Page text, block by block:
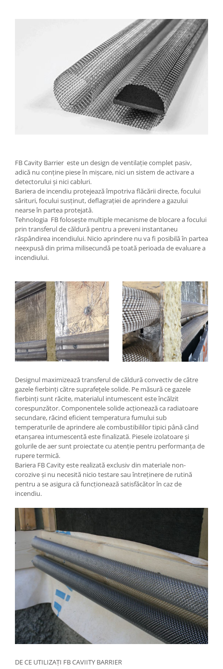
FB Cavity Barrier este un design de ventilație complet pasiv,
adică nu conține piese în mișcare, nici un sistem de activare a
detectorului și nici cabluri.
Bariera de incendiu protejează împotriva flăcării directe, focului
sărituri, focului susținut, deflagrației de aprindere a gazului
nearse în partea protejată.
Tehnologia FB folosește multiple mecanisme de blocare a focului
prin transferul de căldură pentru a preveni instantaneu
răspândirea incendiului. Nicio aprindere nu va fi posibilă în partea
neexpusă din prima milisecundă pe toată perioada de evaluare a
incendiului.
Designul maximizează transferul de căldură convectiv de către
gazele fierbinți către suprafețele solide. Pe măsură ce gazele
fierbinți sunt răcite, materialul intumescent este încălzit
corespunzător. Componentele solide acționează ca radiatoare
secundare, răcind eficient temperatura fumului sub
temperaturile de aprindere ale combustibililor tipici până când
etanșarea intumescentă este finalizată. Piesele izolatoare și
golurile de aer sunt proiectate cu atenție pentru performanța de
rupere termică.
Bariera FB Cavity este realizată exclusiv din materiale non-
corozive și nu necesită nicio testare sau întreținere de rutină
pentru a se asigura că funcționează satisfăcător în caz de
incendiu.
DE CE UTILIZAȚI FB CAVIITY BARRIER